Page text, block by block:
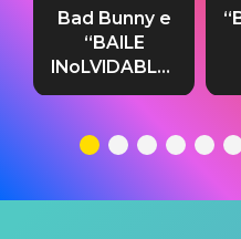
Bad Bunny e
“BAILE
INoLVIDABLE”:
testo,
significato